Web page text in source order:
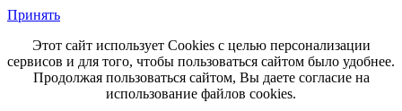
Принять
Этот сайт использует Cookies с целью персонализации
сервисов и для того, чтобы пользоваться сайтом было удобнее.
Продолжая пользоваться сайтом, Вы даете согласие на
использование файлов cookies.